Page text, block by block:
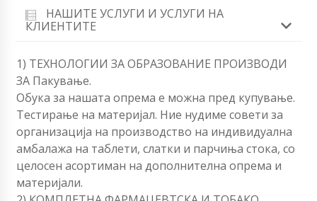
НАШИТЕ УСЛУГИ И УСЛУГИ НА
КЛИЕНТИТЕ
1) ТЕХНОЛОГИИ ЗА ОБРАЗОВАНИЕ ПРОИЗВОДИ
ЗА Пакување.
Обука за нашата опрема е можна пред купување.
Тестирање на материјал. Ние нудиме совети за
организација на производство на индивидуална
амбалажа на таблети, слатки и парчиња стока, со
целосен асортиман на дополнителна опрема и
материјали.